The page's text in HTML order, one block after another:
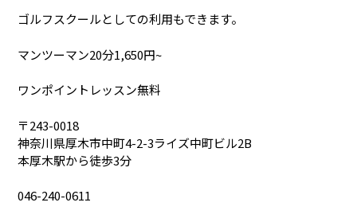
ゴルフスクールとしての利用もできます。
マンツーマン20分1,650円~
ワンポイントレッスン無料
〒243-0018
神奈川県厚木市中町4-2-3ライズ中町ビル2B
本厚木駅から徒歩3分
046-240-0611